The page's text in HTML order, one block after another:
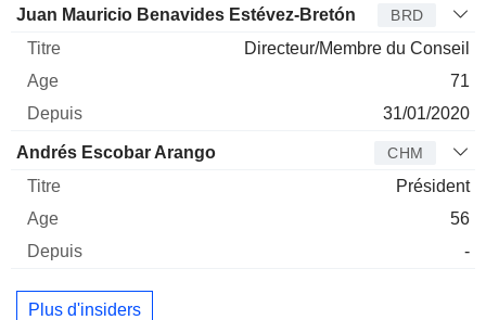
Juan Mauricio Benavides Estévez-Bretón BRD
Directeur/Membre du Conseil
71
31/01/2020
Andrés Escobar Arango CHM
Président
56
-
Plus d'insiders